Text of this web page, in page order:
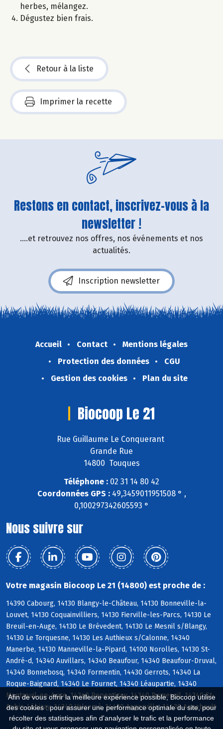
Afin de vous offrir la meilleure expérience possible, Biocoop utilise
des cookies : pour assurer une performance optimale du site, pour
récolter des statistiques afin d'analyser le trafic et la performance
herbes, mélangez.
Dégustez bien frais.
Retour à la liste
Imprimer la recette
Restons en contact, inscrivez-vous à la
newsletter !
....et retrouvez nos offres, nos événements et nos
actualités.
Inscription newsletter
Accueil Contact
Mentions légales
Protection des données
CGU
Gestion des cookies
Plan du site
Biocoop Le 21
Rue Guillaume Le Conquerant
Grande Rue
14800 Touques
Téléphone : 02 31 14 80 42
Coordonnées GPS :49,3459011951508 ° ,
0,100297342605593 °
Nous suivre sur
Votre magasin Biocoop Le 21 (14800) est proche de :
14390 Cabourg, 14130 Blangy-le-Château, 14130 Bonneville-la-
Louvet, 14130 Coquainvilliers, 14130 Fierville-les-Parcs, 14130 Le
Breuil-en-Auge, 14130 Le Brévedent, 14130 Le Mesnil s/Blangy,
14130 Le Torquesne, 14130 Les Authieux s/Calonne, 14340
Manerbe, 14130 Manneville-la-Pipard, 14100 Norolles, 14130 St-
André-d, 14340 Auvillars, 14340 Beaufour, 14340 Beaufour-Druval,
14340 Bonnebosq, 14340 Formentin, 14430 Gerrots, 14340 La
Roque-Baignard, 14340 Le Fournet, 14340 Léaupartie, 14340
Montreuil-en-Auge, 14340 Repentigny, 14340 Rumesnil, 14340 St-
Aubin-Lébizay, 14340 Valsemé, 14430 Angerville, 14430 Annebault